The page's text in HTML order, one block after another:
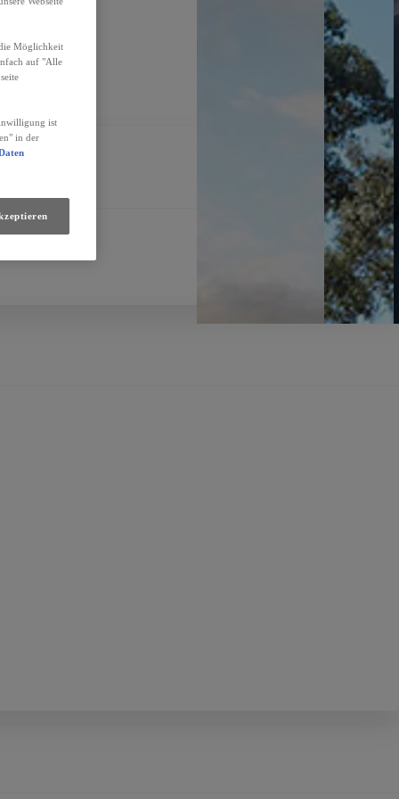
Möglichkeit
auf "Alle
ist
in der